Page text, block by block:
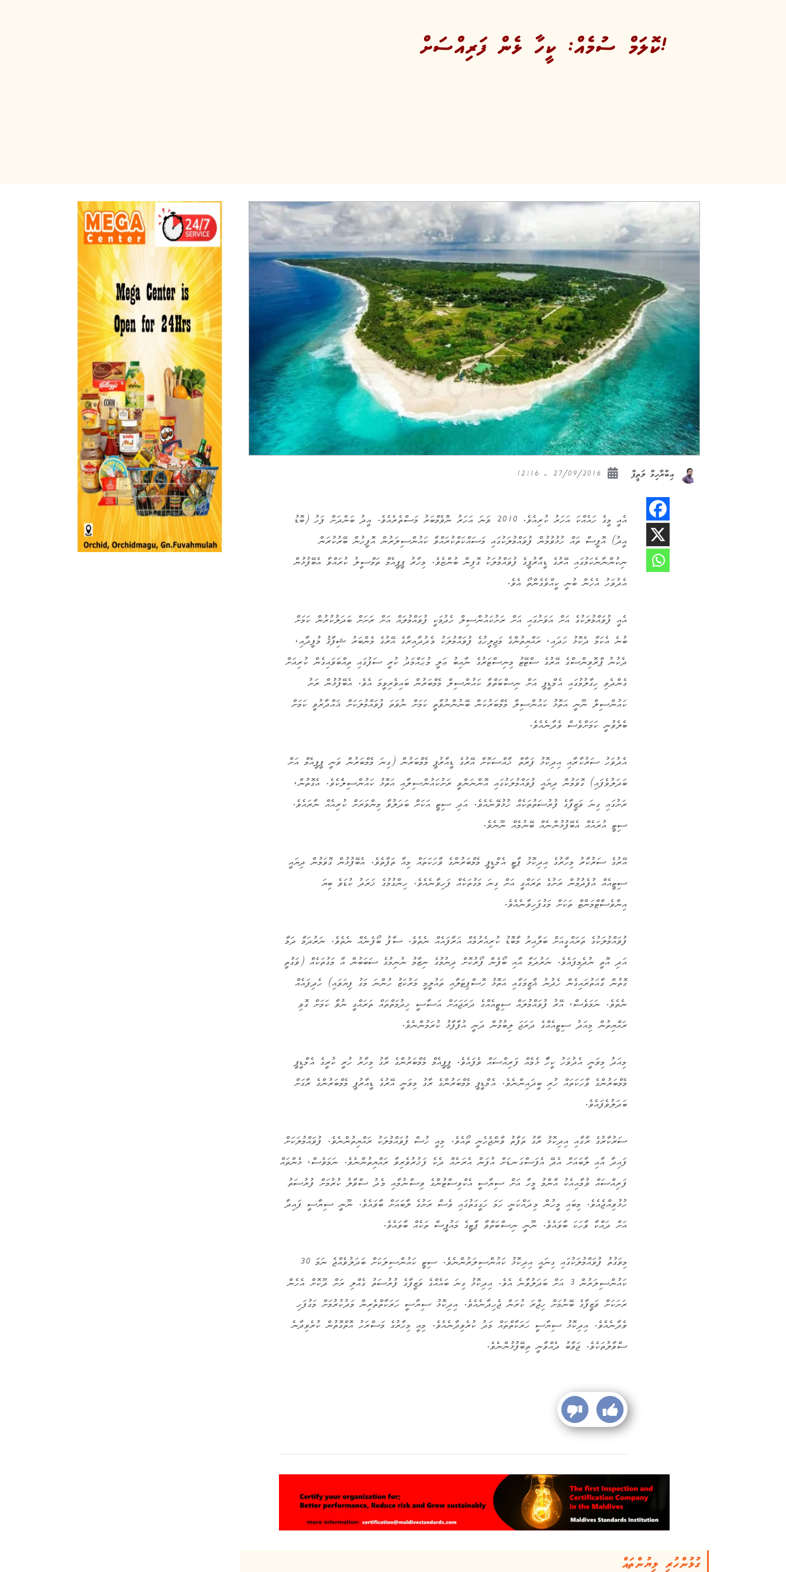
ކޮލަމް ސުމެއް: ކީހާ ޅެން ފަރިއްސަށް!
އިބްރާހިމް ލަތީފް
އެއީ މީގެ ހައެއްކަ އަހަރު ކުރިއެވެ. 2010 ވަނަ އަހަރު ނޮވެމްބަރު މަސްތެރެއެވެ. އީދު ބަންދަށް ފަހު (ބޮޑު
އީދު) އޮފީސް ތައް ހުޅުވުމުން ފުވައްމުލަކުގައި މަސައްކަތްކުރައްވާ ކައުންސިލަރުން އޮފީހުން ބޭރުކުރަން
ނިކުންނާނެކަމުގައި އޭރުގެ ޑީއާރުޕީގެ ފުވައްމުލަކު ގޮފިން ބުންޏެވެ. މިހާރު ޕީޕީއެމް ތަމްސީލު ކުރައްވާ އެބޭފުޅުން
އެދުވަހު އެހެން ބުނީ ކީއްވެގެންތޯ އެވެ.
އެއީ ފުވައްމުލަކުގެ އަށް އަވަށުގައި އަށް ރަށުކައުންސިލް ހެދުމަކީ ފުވައްމުލައް އަށް ރަށަށް ބަދަލުކުރުން ކަމަށް
ބުނެ އެކަމާ ދެކޮޅު ހަދައި، ރައްޔިތުންގެ މަޖިލީހުގެ ފުވައްމުލަކު މެދުދާއިރާގެ އޭރުގެ މެންބަރު ޝިފާޤު މުފީދާއި،
ދެކުނު ޕްރޮވިންސްގެ އޭރުގެ ސްޓޭޓު މިނިސްޓަރުގެ ނާއިބު ޢަލީ މުޙައްމަދު ކުރީ ސަފުގައި ތިއްބަވައިގެން ކުރިއަށް
ގެންދެވި ހިގާލުމުގައި އެމްޑީޕީ އަށް ނިސްބަތްވާ ކައުންސިލް މެމްބަރުން ބައިވެރިވީމަ އެވެ. އެބޭފުޅުން ރަށު
ކައުންސިލް ނޫނީ އަތޮޅު ކައުންސިލް މެމްބަރުކަން ބޭނުންނުވާތީ ކަމަށް ނުވަތަ ފުވައްމުލަކަށް ޣައްދާރުވީ ކަމަށް
ބެލެވުނީ ކަމަށްވެސް ވެދާނެއެވެ.
އެދުވަހު ސަރުކާރާއި އިދިކޮޅު ފަރާތް ޚާއްސަކޮށް އޭރުގެ ޑީއާރުޕީ މެމްބަރުން (ގިނަ މެމްބަރުން ވަނީ ޕީޕީއެމް އަށް
ބަދަލުވެފައި) ގޮވަމުން ދިޔައީ ފުވައްމުލަކުގައި އޮންނަންވީ ރަށުކައުންސިލާއި އަތޮޅު ކައުންސިލެެކެވެ. އެގޮތުން،
ރަށުގައި ގިނަ ވަޒީފާގެ ފުރުސަތުތަކެއް ހުޅުވޭނެއެވެ. އަދި ސިޓީ އަކަށް ބަދަލުވާ މިންވަރަށް ކުރިއެއް ނާރައެވެ.
ސިޓީ އުރައެއް އެބޭފުޅުންނެއް ބޭނުމެއް ނޫނެވެ.
އޭރުގެ ސަރުކާރު މިހާރުގެ އިދިކޮޅު ޕާޓީ އެމްޑީޕީ މެމްބަރުންގެ ވާހަކަތައް މިއާ ތަފާތެވެ. އެބޭފުޅުން ގޮވަމުން ދިޔައީ
ސިޓީއެއް އުފެދުމުން ރަށުގެ ތަރައްގީ އަށް ގިނަ މަގުތަކެއް ފަހިވާނެއެވެ. ހިންގުމުގެ ޚަރަދު ކުޑަވެ ބިޔަ
އިންވެސްޓްމަންޓް ތަކަށް މަގުފަހިވާނެއެވެ.
ފުވައްމުލަކުގެ ތަރައްގީއަށް ބަލާއިރު މާބޮޑު ކުރިއެރުމެއް އަރާފައެއް ނެތެވެ. ސާފު ބޯފެނެއް ނެތެވެ. ނަރުދަމާ ދަމާ
އަދި އޮތީ ނުދެމިފައެވެ. ނަރުދަމާ އާއި ބޯފެން ފޯރުކޮށް ދިނުމުގެ ނިޒާމު ނުނިމުގެ ސަބަބުން އާ މަގުތަކެއް (ވަގުތީ
ގޮތުން ގާއަތުރައިގެން ހެދުނު ޣާޒީމަގާއި އަތޮޅު ހޮސްޕިޓަލާއި ތައުލީމީ މަރުކަޒު ހުންނަ މަގު ފިޔަވައި) ހެދިފައެއް
ނެތެވެ. ނަމަވެސް، އޭރު ފުވައްމުލައް ސިޓީއެއްގެ ދަރަޖައަށް އަސާސީ ޚިދުމަތްތައް ތަރައްގީ ނުވާ ކަމަށް ގޮވި
ރައްޔިތުން މިއަދު ސިޓީއެއްގެ ދަރަޖަ ލިބުމުން ދަނީ އުފާފާޅު ކުރަމުންނެވެ.
މިއަދު މިވަނީ އެދުވަހު ކީހާާ ޅެމެއް ފަރިއްސައް ވެފައެވެ. ޕީޕީއެމް މެމްބަރުންގެ ރާގު މިހާރު ހުރީ ކުރީގެ އެމްޑީޕީ
މެމްބަރުންގެ ވާހަކަތައް ހުރި ބީދައިންނެވެ. އެމްޑީޕީ މެމްބަރުންގެ ރާގު މިވަނީ އޭރުގެ ޑީއާރުޕީ މެމްބަރުންގެ ރާގަށް
ބަދަލުވެފައެވެ.
ސަރުކާރުގެ ރާގާއި އިދިކޮޅު ރާގު ތަފާތު ވާންޖެހެނީ ތޯއެވެ. މިއީ ހުސް ފުވައްމުލަކު ރައްޔިތުންނެވެ. ފުވައްމުލަކަށް
ފައިދާ އާއި ލާބައަށް އެދޭ އެފަސްގަނޑަށް އުފަން އެރަށެއް ދެކެ ފަޚުރުވެރިވާ ރައްޔިތުންނެވެ. ނަމަވެސް، ޅެންތައް
ފަރިއްސައް ވުމާއިއެކު އާންމު މީހާ އަށް ސިޔާސީ އެކްވިސްޓުންގެ ވިސްނުމާއި މެދު ސްވާލު ކުރުމަށް ފުރުސަތު
ހުޅުވިއްޖެއެވެ. މިބައި މީހުން މިދައްކަނީ ހަމަ ހަގީގަތުގައި ވެސް ރަށުގެ ލާބައަށް ބާވައެވެ. ނޫނީ ސިޔާސީ ފައިދާ
އަށް ދައްކާ ވާހަކަ ބާވައެވެ. ނޫނީ ނިސްބަތްވާ ޕާޓީގެ މައުޕީސް ތަކެއް ބާވައެވެ.
މިވަގުތު ފުވައްމުލަކުގައި ގިނައީ އިދިކޮޅު ކައުންސިލަރުންނެވެ. ސިޓީ ކައުންސިލަކަށް ބަދަލުވެއްޖެ ނަމަ 30
ކައުންސިލަރުން 3 އަށް ބަދަލުވާނެ އެވެ. އިދިކޮޅު ގިނަ ބައެއްގެ ވަޒީފާގެ ފުރުސަތު ގެއްލި ރަށް ދޫކޮށް އެހެން
ރަށަކަށް ވަޒީފާގެ ބޭނުމަށް ހިޖްރަ ކުރަން ޖެހިދާނެއެވެ. އިދިކޮޅު ސިޔާސީ ހަރަކާތްތެރިން މަދުކުރުމަށް މަގުފަހި
ވެދާނެއެވެ. އިދިކޮޅު ސިޔާސީ ހަރަކާތްތައް މަދު ކުރެވިދާނެއެވެ. މިއީ މިހާރުގެ މަސްރަހު އޮތްގޮތުން ކުރެވިދާނެ
ސްވާލުތަކެވެ. ޖަވާބު ދެއްވާނީ ތިބޭފުޅުންނެވެ.
ގުޅުންހުރި ލިޔުންތައް